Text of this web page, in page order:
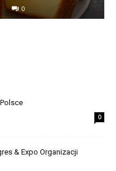
0
0
& Expo Organizacji